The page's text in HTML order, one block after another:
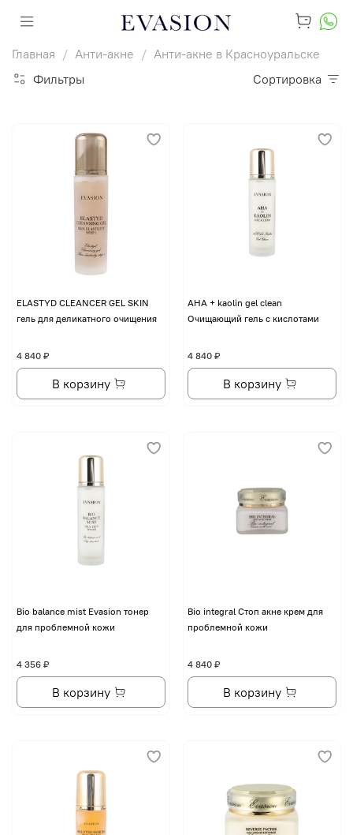
Главная Анти-акне
Анти-акне в Красноуральске
Фильтры
Сортировка
ELASTYD CLEANCER GEL SKIN
гель для деликатного очищения
4 840 ₽
В корзину
AHA + kaolin gel clean
Очищающий гель с кислотами
4 840 ₽
В корзину
Bio balance mist Evasion тонер
для проблемной кожи
4 356 ₽
В корзину
Bio integral Стоп акне крем для
проблемной кожи
4 840 ₽
В корзину